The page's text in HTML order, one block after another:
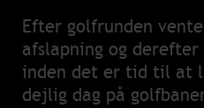
Efter golfrunden
afslapning og
inden det er tid til at
dejlig dag på